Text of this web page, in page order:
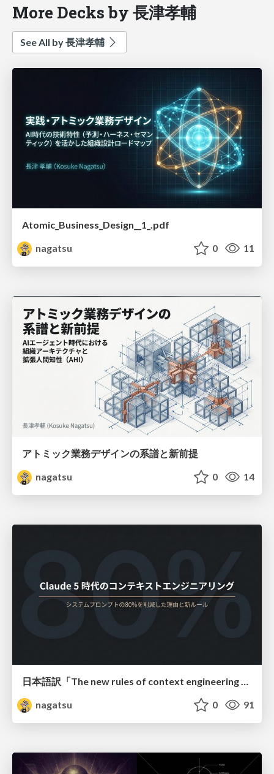
More Decks by 長津孝輔
See All by 長津孝輔
Atomic_Business_Design__1_.pdf
nagatsu
0 11
アトミック業務デザインの系譜と新前提
nagatsu
0 14
日本語訳「The new rules of context engineering for Claude 5 models」
nagatsu
0 91